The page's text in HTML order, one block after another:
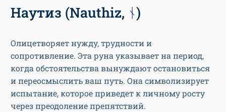
Наутиз (Nauthiz, ᚾ)
Олицетворяет нужду, трудности и
сопротивление. Эта руна указывает на период,
когда обстоятельства вынуждают остановиться
и переосмыслить ваш путь. Она символизирует
испытание, которое приведет к личному росту
через преодоление препятствий.